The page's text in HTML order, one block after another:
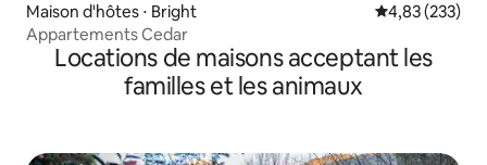
Maison d'hôtes ⋅ Bright Évaluation
4,83 (233)
Appartements Cedar
Locations de maisons acceptant les
familles et les animaux